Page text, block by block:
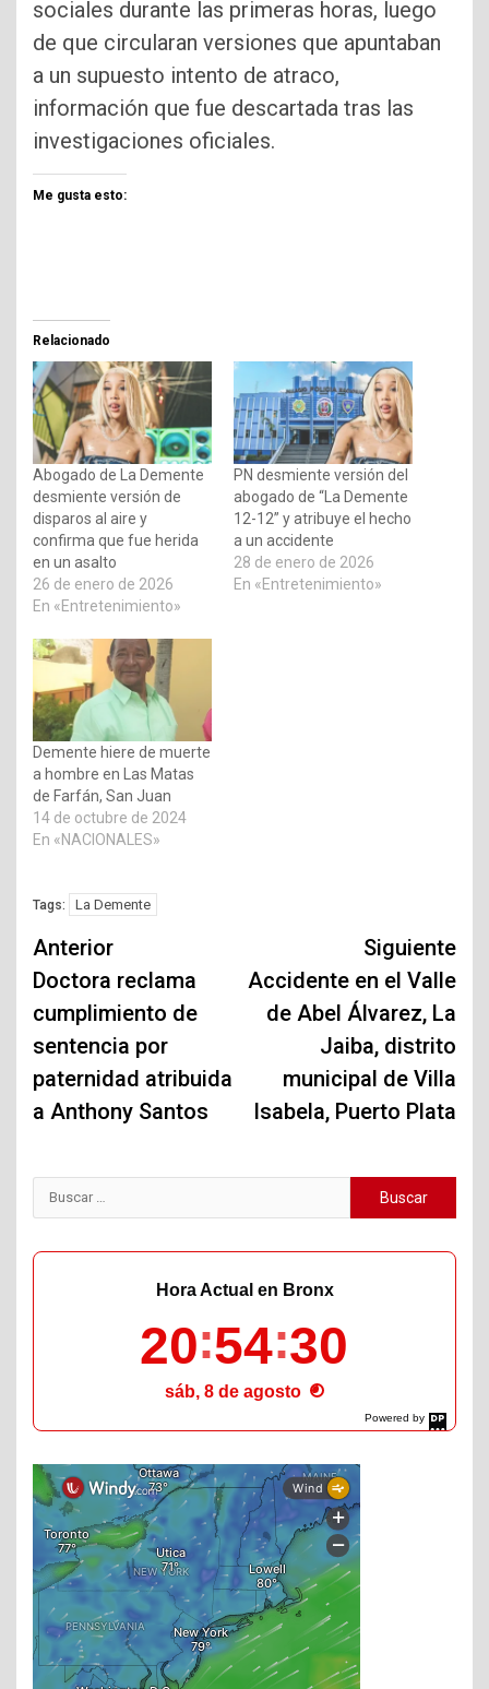
sociales durante las primeras horas, luego
de que circularan versiones que apuntaban
a un supuesto intento de atraco,
información que fue descartada tras las
investigaciones oficiales.
Me gusta esto:
Relacionado
Abogado de La Demente
desmiente versión de
disparos al aire y
confirma que fue herida
en un asalto
26 de enero de 2026
En «Entretenimiento»
PN desmiente versión del
abogado de “La Demente
12-12” y atribuye el hecho
a un accidente
28 de enero de 2026
En «Entretenimiento»
Demente hiere de muerte
a hombre en Las Matas
de Farfán, San Juan
14 de octubre de 2024
En «NACIONALES»
Tags: La Demente
Navegación
de
entradas
Anterior
Doctora reclama
cumplimiento de
sentencia por
paternidad atribuida
a Anthony Santos
Siguiente
Accidente en el Valle
de Abel Álvarez, La
Jaiba, distrito
municipal de Villa
Isabela, Puerto Plata
Buscar:
Powered by
DaysPedia.com
Hora Actual en Bronx
20 54 31
sáb, 8 de agosto